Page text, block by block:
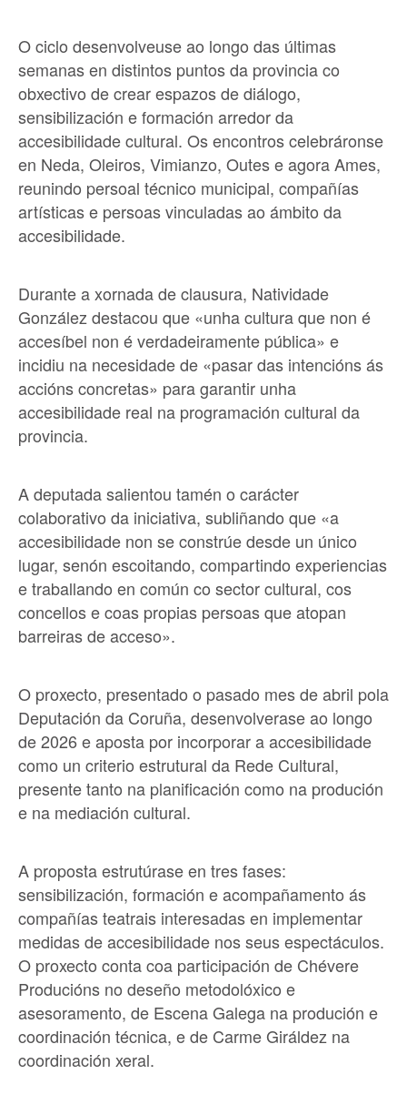
O ciclo desenvolveuse ao longo das últimas
semanas en distintos puntos da provincia co
obxectivo de crear espazos de diálogo,
sensibilización e formación arredor da
accesibilidade cultural. Os encontros celebráronse
en Neda, Oleiros, Vimianzo, Outes e agora Ames,
reunindo persoal técnico municipal, compañías
artísticas e persoas vinculadas ao ámbito da
accesibilidade.
Durante a xornada de clausura, Natividade
González destacou que «unha cultura que non é
accesíbel non é verdadeiramente pública» e
incidiu na necesidade de «pasar das intencións ás
accións concretas» para garantir unha
accesibilidade real na programación cultural da
provincia.
A deputada salientou tamén o carácter
colaborativo da iniciativa, subliñando que «a
accesibilidade non se constrúe desde un único
lugar, senón escoitando, compartindo experiencias
e traballando en común co sector cultural, cos
concellos e coas propias persoas que atopan
barreiras de acceso».
O proxecto, presentado o pasado mes de abril pola
Deputación da Coruña, desenvolverase ao longo
de 2026 e aposta por incorporar a accesibilidade
como un criterio estrutural da Rede Cultural,
presente tanto na planificación como na produción
e na mediación cultural.
A proposta estrutúrase en tres fases:
sensibilización, formación e acompañamento ás
compañías teatrais interesadas en implementar
medidas de accesibilidade nos seus espectáculos.
O proxecto conta coa participación de Chévere
Producións no deseño metodolóxico e
asesoramento, de Escena Galega na produción e
coordinación técnica, e de Carme Giráldez na
coordinación xeral.